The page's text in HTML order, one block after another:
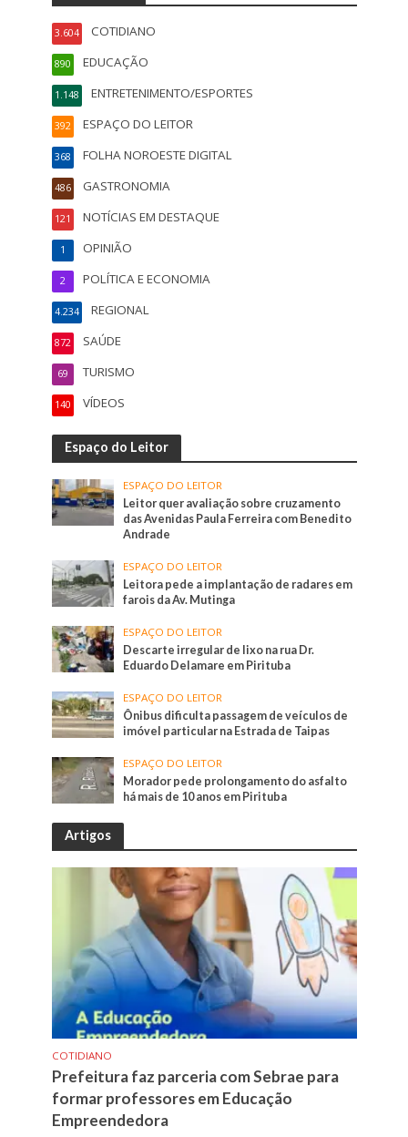
COTIDIANO
3.604
EDUCAÇÃO
890
ENTRETENIMENTO/ESPORTES
1.148
ESPAÇO DO LEITOR
392
FOLHA NOROESTE DIGITAL
368
GASTRONOMIA
486
NOTÍCIAS EM DESTAQUE
121
OPINIÃO
1
POLÍTICA E ECONOMIA
2
REGIONAL
4.234
SAÚDE
872
TURISMO
69
VÍDEOS
140
Espaço do Leitor
ESPAÇO DO LEITOR
Leitor quer avaliação sobre cruzamento
das Avenidas Paula Ferreira com Benedito
Andrade
ESPAÇO DO LEITOR
Leitora pede a implantação de radares em
farois da Av. Mutinga
ESPAÇO DO LEITOR
Descarte irregular de lixo na rua Dr.
Eduardo Delamare em Pirituba
ESPAÇO DO LEITOR
Ônibus dificulta passagem de veículos de
imóvel particular na Estrada de Taipas
ESPAÇO DO LEITOR
Morador pede prolongamento do asfalto
há mais de 10 anos em Pirituba
Artigos
COTIDIANO
Prefeitura faz parceria com Sebrae para
formar professores em Educação
Empreendedora